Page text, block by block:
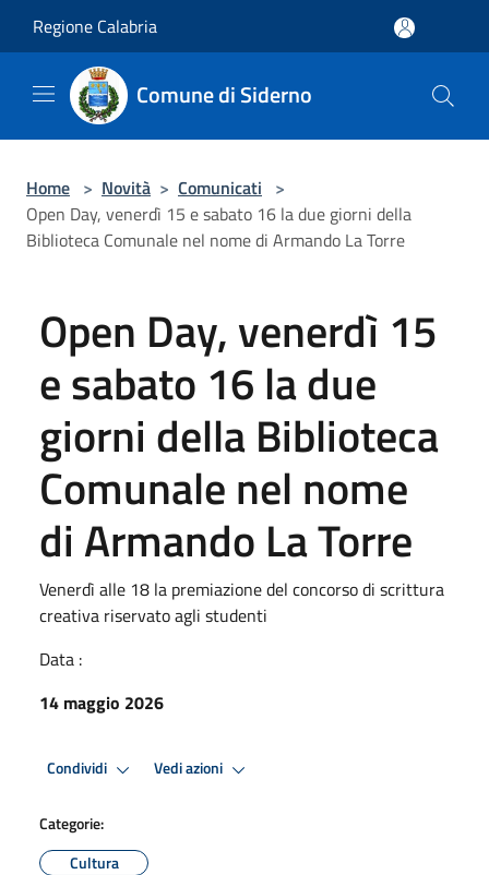
Regione Calabria
Comune di Siderno
Home > Novità > Comunicati >
Open Day, venerdì 15 e sabato 16 la due giorni della
Biblioteca Comunale nel nome di Armando La Torre
Open Day, venerdì 15
e sabato 16 la due
giorni della Biblioteca
Comunale nel nome
di Armando La Torre
Venerdì alle 18 la premiazione del concorso di scrittura
creativa riservato agli studenti
Data :
14 maggio 2026
Condividi Vedi azioni
Categorie:
Cultura